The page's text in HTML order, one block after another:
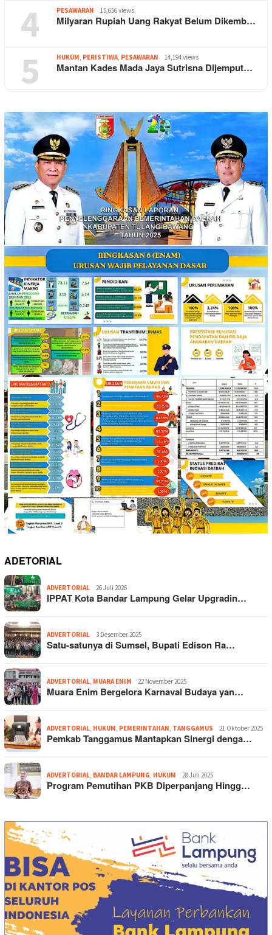
4 PESAWARAN 15,656 views
Milyaran Rupiah Uang Rakyat Belum Dikemb…
5 HUKUM, PERISTIWA, PESAWARAN 14,194 views
Mantan Kades Mada Jaya Sutrisna Dijemput…
ADETORIAL
ADVERTORIAL 26 Juli 2026
IPPAT Kota Bandar Lampung Gelar Upgradin…
ADVERTORIAL 3 Desember 2025
Satu-satunya di Sumsel, Bupati Edison Ra…
ADVERTORIAL MUARA ENIM 22 November 2025
Muara Enim Bergelora Karnaval Budaya yan…
ADVERTORIAL HUKUM PEMERINTAHAN TANGGAMUS 21 Oktober 2025
Pemkab Tanggamus Mantapkan Sinergi denga…
ADVERTORIAL BANDAR LAMPUNG HUKUM 28 Juli 2025
Program Pemutihan PKB Diperpanjang Hingg…